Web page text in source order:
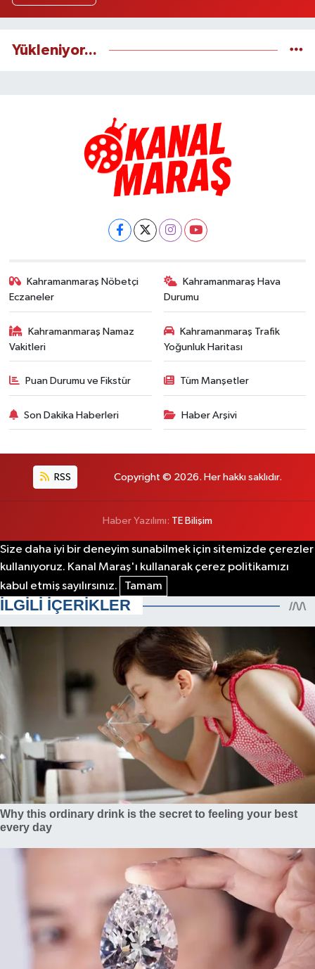
Yükleniyor...
Kahramanmaraş Nöbetçi
Eczaneler
Kahramanmaraş Hava
Durumu
Kahramanmaraş Namaz
Vakitleri
Kahramanmaraş Trafik
Yoğunluk Haritası
Puan Durumu ve Fikstür Tüm Manşetler
Son Dakika Haberleri Haber Arşivi
RSS Copyright © 2026. Her hakkı saklıdır.
Haber Yazılımı: TE Bilişim
Size daha iyi bir deneyim sunabilmek için sitemizde çerezler
kullanıyoruz. Kanal Maraş'ı kullanarak çerez politikamızı
kabul etmiş sayılırsınız.
Tamam